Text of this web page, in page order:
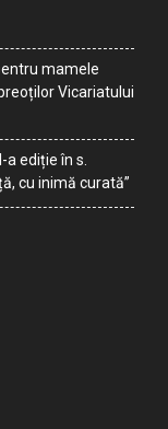
mamele
Vicariatului
a ediție în s.
cu inimă curată”